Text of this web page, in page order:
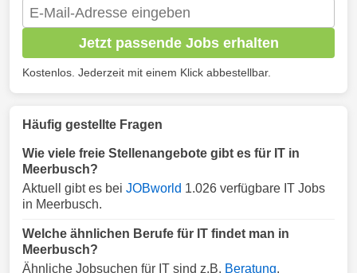
Jetzt passende Jobs erhalten
Kostenlos. Jederzeit mit einem Klick abbestellbar.
Häufig gestellte Fragen
Wie viele freie Stellenangebote gibt es für IT in
Meerbusch?
Aktuell gibt es bei JOBworld 1.026 verfügbare IT Jobs
in Meerbusch.
Welche ähnlichen Berufe für IT findet man in
Meerbusch?
Ähnliche Jobsuchen für IT sind z.B. Beratung.